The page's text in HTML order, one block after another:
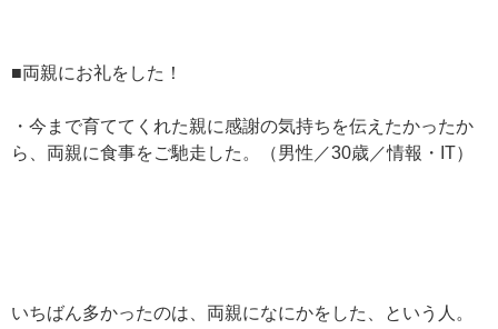
■両親にお礼をした！
・今まで育ててくれた親に感謝の気持ちを伝えたかったか
ら、両親に食事をご馳走した。（男性／30歳／情報・IT）
いちばん多かったのは、両親になにかをした、という人。